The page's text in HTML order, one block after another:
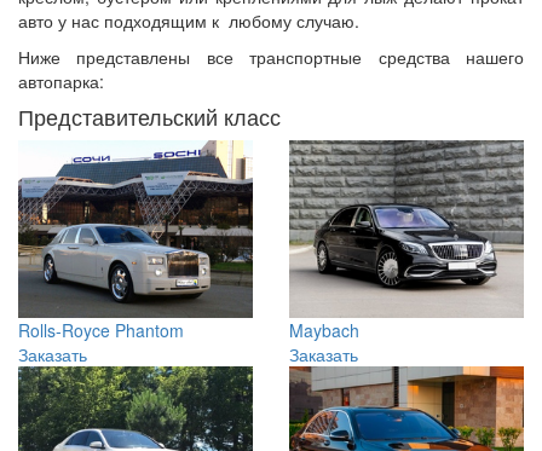
авто у нас подходящим к любому случаю.
Ниже представлены все транспортные средства нашего
автопарка:
Представительский класс
Rolls-Royce Phantom
Заказать
Maybach
Заказать